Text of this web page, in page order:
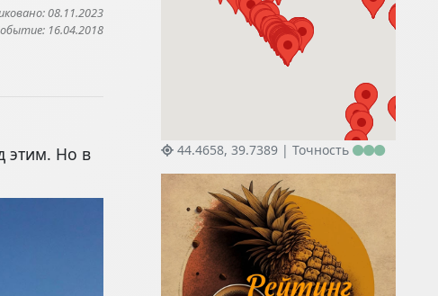
08.11.2023
16.04.2018
этим. Но в
44.4658, 39.7389 | Точность